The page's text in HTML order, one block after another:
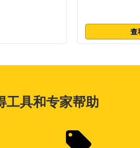
查
工具和专家帮助